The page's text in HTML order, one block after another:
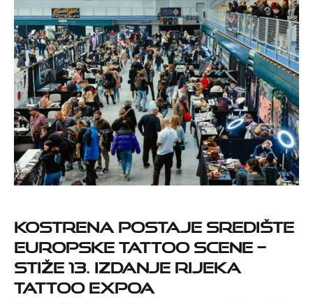
Kostrena postaje središte
europske tattoo scene –
stiže 13. izdanje Rijeka
Tattoo Expoa